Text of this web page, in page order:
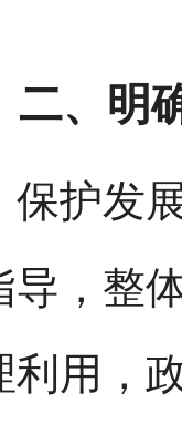
明确
发展
导，整
利用，